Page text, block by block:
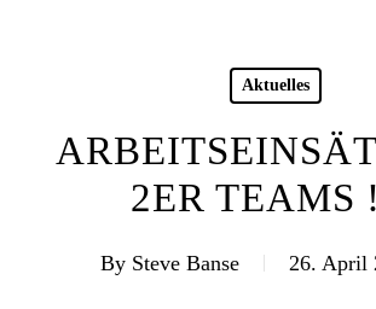
Aktuelles
2ER TEAMS
By Steve Banse 26. April